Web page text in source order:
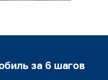
за 6 шагов